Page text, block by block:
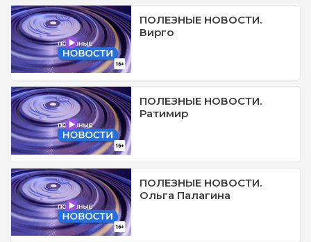
ПОЛЕЗНЫЕ НОВОСТИ.
Вирго
ПОЛЕЗНЫЕ НОВОСТИ.
Ратимир
ПОЛЕЗНЫЕ НОВОСТИ.
Ольга Палагина